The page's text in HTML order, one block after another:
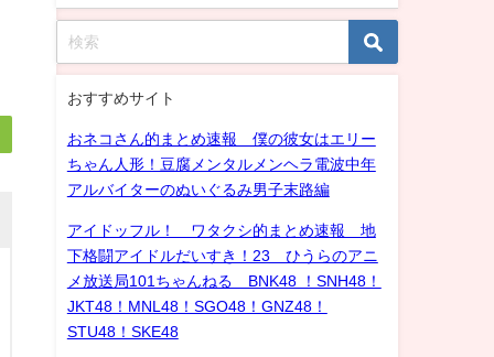
おすすめサイト
おネコさん的まとめ速報 僕の彼女はエリー
ちゃん人形！豆腐メンタルメンヘラ電波中年
アルバイターのぬいぐるみ男子末路編
アイドッフル！ ワタクシ的まとめ速報 地
下格闘アイドルだいすき！23 ひうらのアニ
メ放送局101ちゃんねる BNK48 ！SNH48！
JKT48！MNL48！SGO48！GNZ48！
STU48！SKE48